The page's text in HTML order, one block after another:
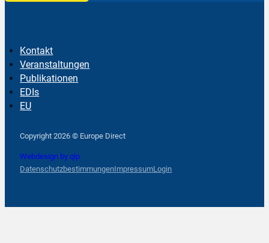
Kontakt
Veranstaltungen
Publikationen
EDIs
EU
Copyright 2026 © Europe Direct
Webdesign by qlp
DatenschutzbestimmungenImpressumLogin